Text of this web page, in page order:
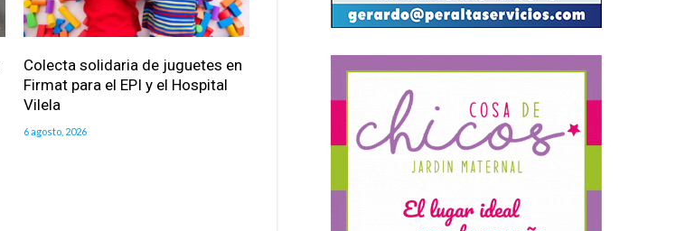
Colecta solidaria de juguetes en
Firmat para el EPI y el Hospital
Vilela
6 agosto, 2026